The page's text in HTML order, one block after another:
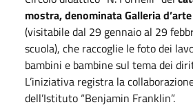
mostra, denominata Galleria
(visitabile dal 29 gennaio al 29
scuola), che raccoglie le foto dei
bambini e bambine sul tema dei
L’iniziativa registra la
dell’Istituto “Benjamin Franklin”.